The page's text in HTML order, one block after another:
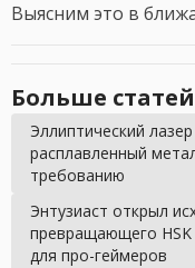
Выясним это в
Больше
Эллиптический
расплавленный
требованию
Энтузиаст открыл
превращающего
для про-геймеров